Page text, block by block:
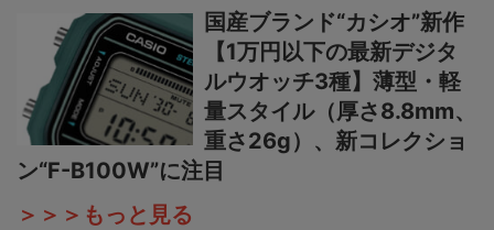
国産ブランド“カシオ”新作
【1万円以下の最新デジタ
ルウオッチ3種】薄型・軽
量スタイル（厚さ8.8mm、
重さ26g）、新コレクショ
ン“F-B100W”に注目
＞＞＞もっと見る